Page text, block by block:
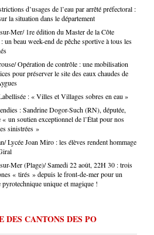
des collectivités, des institutions, du
Et on ne fait pas ça mollement. »
: justement, est-ce que les artisans
une période difficile en ce moment ? -
: « Comme partout en France, les
en hausse, coût des matières premières,
de recrutement, concurrence déloyale…
un département comme le nôtre, qui
des fragilités socio-économiques bien
ces difficultés sont souvent amplifiées.
d’achat des ménages qui se contracte,
directement les artisans. Mais je ne
verser dans le catastrophisme : il y a
de créations, beaucoup
et les métiers manuels. La
de fond est là. » Ouillade.eu : vous
recrutement. On entend souvent que
en tension très forte — le bâtiment,
journalistes parisiens. Sans oublier,
les chauffeurs de taxi parisiens.
d’usages de l’eau par arrêté préfectoral :
la situation dans le département
Mer/ 1re édition du Master de la Côte
un beau week-end de pêche sportive à tous les
Opération de contrôle : une mobilisation
pour préserver le site des eaux chaudes de
: « Villes et Villages sobres en eau »
: Sandrine Dogor-Such (RN), députée,
« un soutien exceptionnel de l’État pour nos
sinistrées »
Lycée Joan Miro : les élèves rendent hommage
Mer (Plage)/ Samedi 22 août, 22H 30 : trois
« tirés » depuis le front-de-mer pour un
pyrotechnique unique et magique !
DES CANTONS DES PO